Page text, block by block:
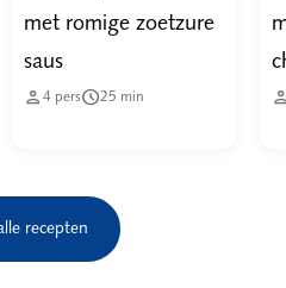
met romige zoetzure
saus
 4 pers25 min
recepten